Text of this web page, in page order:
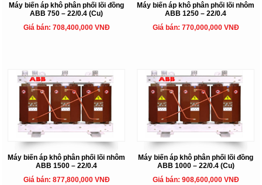
Máy biến áp khô phân phối lõi đồng
ABB 750 – 22/0.4 (Cu)
Giá bán: 708,400,000 VNĐ
Máy biến áp khô phân phối lõi nhôm
ABB 1250 – 22/0.4
Giá bán: 770,000,000 VNĐ
Máy biến áp khô phân phối lõi nhôm
ABB 1500 – 22/0.4
Giá bán: 877,800,000 VNĐ
Máy biến áp khô phân phối lõi đồng
ABB 1000 – 22/0.4 (Cu)
Giá bán: 908,600,000 VNĐ